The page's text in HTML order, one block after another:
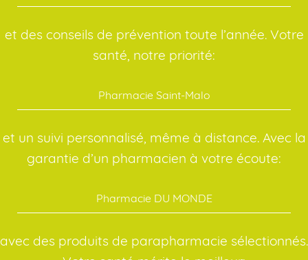
et des conseils de prévention toute l’année. Votre
santé, notre priorité:
Pharmacie Saint-Malo
et un suivi personnalisé, même à distance. Avec la
garantie d’un pharmacien à votre écoute:
Pharmacie DU MONDE
avec des produits de parapharmacie sélectionnés.